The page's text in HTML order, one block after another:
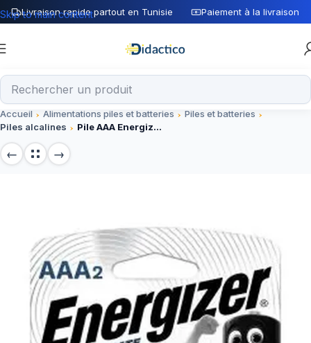
Livraison rapide partout en Tunisie Paiement à la livraison
Skip to main content
Accueil Alimentations piles et batteries
Piles et batteries
Piles alcalines
Pile AAA Energizer Lithium 2Pk